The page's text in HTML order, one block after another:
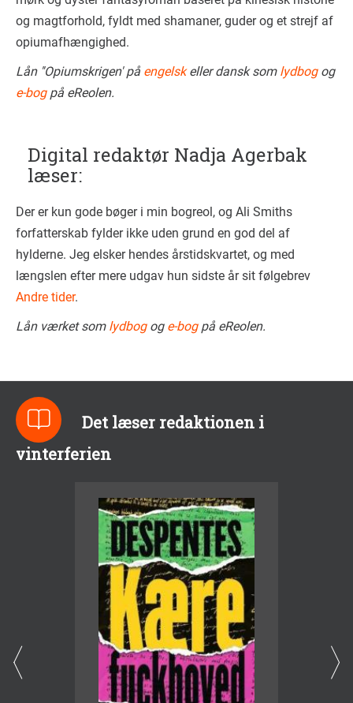
og magtforhold, fyldt med shamaner, guder og et strejf af
opiumafhængighed.
Lån ''Opiumskrigen' på engelskeller dansk som lydbogog
e-bogpå eReolen.
Digital redaktør Nadja Agerbak
læser:
Der er kun gode bøger i min bogreol, og Ali Smiths
forfatterskab fylder ikke uden grund en god del af
hylderne. Jeg elsker hendes årstidskvartet, og med
længslen efter mere udgav hun sidste år sit følgebrev
Andre tider.
Lån værket som lydbog og e-bog på eReolen.
Det læser redaktionen i
vinterferien